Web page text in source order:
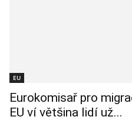
EU
Eurokomisař pro
EU ví většina lidí už...